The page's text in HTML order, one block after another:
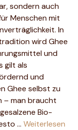
sondern auch
Menschen mit
In
wird Ghee
und
gilt als
und
Ghee selbst zu
– man braucht
Bio-
… Weiterlesen